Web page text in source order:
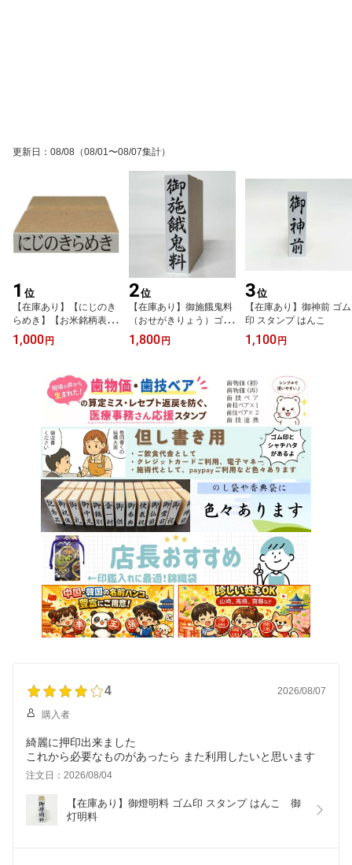
更新日 ： 08/08 （08/01〜08/07集計）
1 位
【在庫あり】【にじのき
らめき】【お米銘柄表示
用のスタンプ】はんこス
タンプ
1,000 円
2位
【在庫あり】御施餓鬼料
（おせがきりょう）ゴム
印 スタンプ はんこ お
施餓鬼料
1,800 円
3位
【在庫あり】御神前 ゴム
印 スタンプ はんこ
1,100 円
4 2026/08/07
購入者
綺麗に押印出来ました
これから必要なものがあったら また利用したいと思います
注文日：2026/08/04
【在庫あり】御燈明料 ゴム印 スタンプ はんこ　御
灯明料